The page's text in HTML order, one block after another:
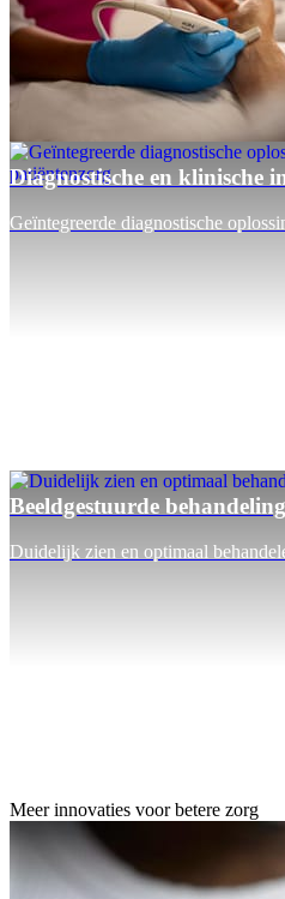
Diagnostische en klinische
Geïntegreerde diagnostische
Beeldgestuurde behandeling
Duidelijk zien en optimaal
Meer innovaties voor betere zorg